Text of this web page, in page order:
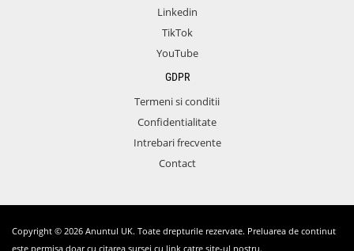
Linkedin
TikTok
YouTube
GDPR
Termeni si conditii
Confidentialitate
Intrebari frecvente
Contact
Copyright © 2026 Anuntul UK. Toate drepturile rezervate. Preluarea de continut
este permisa doar cu citarea sursei cu link catre site-ul nostru.